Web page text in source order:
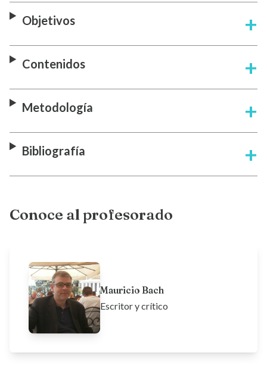
Objetivos
Contenidos
Metodología
Bibliografía
Conoce al profesorado
Mauricio Bach
Escritor y crítico